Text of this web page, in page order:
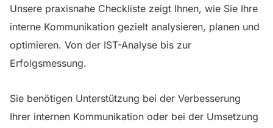
Unsere praxisnahe Checkliste zeigt Ihnen, wie Sie Ihre
interne Kommunikation gezielt analysieren, planen und
optimieren. Von der IST-Analyse bis zur
Erfolgsmessung.
Sie benötigen Unterstützung bei der Verbesserung
Ihrer internen Kommunikation oder bei der Umsetzung